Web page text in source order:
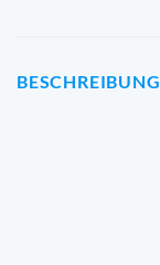
BESCHREIBUNG